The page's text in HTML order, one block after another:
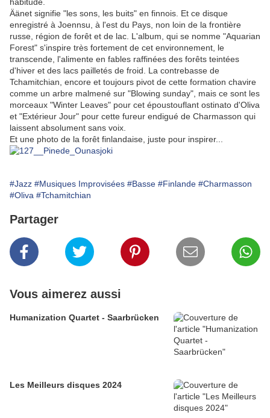
Äänet signifie "les sons, les buits" en finnois. Et ce disque
enregistré à Joennsu, à l'est du Pays, non loin de la frontière
russe, région de forêt et de lac. L'album, qui se nomme "Aquarian
Forest" s'inspire très fortement de cet environnement, le
transcende, l'alimente en fables raffinées des forêts teintées
d'hiver et des lacs pailletés de froid. La contrebasse de
Tchamitchian, encore et toujours pivot de cette formation chavire
comme un arbre malmené sur "Blowing sunday", mais ce sont les
morceaux "Winter Leaves" pour cet époustouflant ostinato d'Oliva
et "Extérieur Jour" pour cette fureur endigué de Charmasson qui
laissent absolument sans voix.
Et une photo de la forêt finlandaise, juste pour inspirer...
#Jazz #Musiques Improvisées #Basse #Finlande #Charmasson
#Oliva #Tchamitchian
Partager
Vous aimerez aussi
Humanization Quartet - Saarbrücken
Les Meilleurs disques 2024